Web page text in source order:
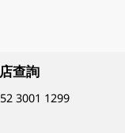
查詢
3001 1299